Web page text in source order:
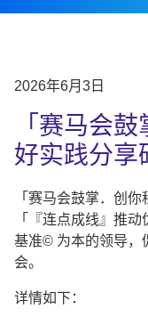
2026年6月3日
「赛马会
好实践分享
「赛马会鼓掌．创
「『连点成线』推
基准© 为本的领导，
会。
详情如下：